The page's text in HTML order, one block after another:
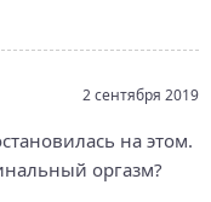
2 сентября 2019
на этом.
оргазм?